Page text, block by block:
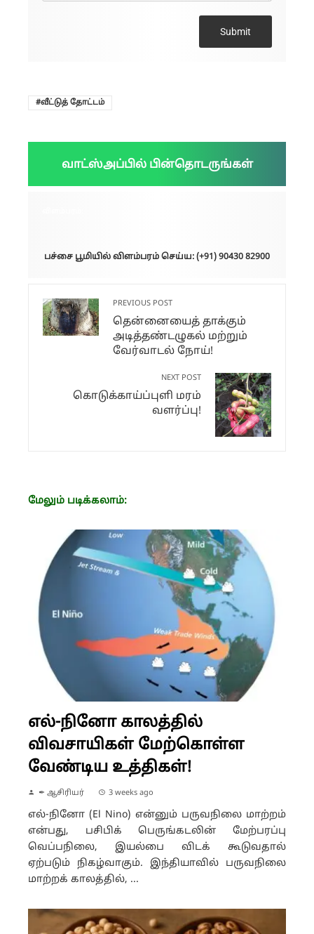
Submit
வீட்டுத் தோட்டம்
வாட்ஸ்அப்பில் பின்தொடருங்கள்
பச்சை பூமியில் விளம்பரம் செய்ய: (+91) 90430 82900
PREVIOUS POST
தென்னையைத் தாக்கும்
அடித்தண்டழுகல் மற்றும்
வேர்வாடல் நோய்!
NEXT POST
கொடுக்காய்ப்புளி மரம்
வளர்ப்பு!
மேலும் படிக்கலாம்:
எல்-நினோ காலத்தில்
விவசாயிகள் மேற்கொள்ள
வேண்டிய உத்திகள்!
✒ ஆசிரியர் 3 weeks ago
எல்-நினோ (El Nino) என்னும் பருவநிலை மாற்றம்
என்பது, பசிபிக் பெருங்கடலின் மேற்பரப்பு
வெப்பநிலை, இயல்பை விடக் கூடுவதால்
ஏற்படும் நிகழ்வாகும். இந்தியாவில் பருவநிலை
மாற்றக் காலத்தில், ...